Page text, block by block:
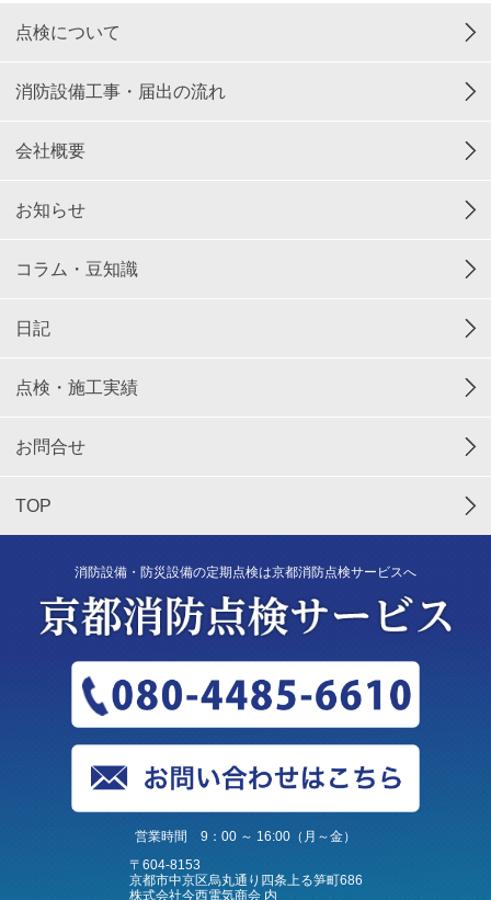
点検について
消防設備工事・届出の流れ
会社概要
お知らせ
コラム・豆知識
日記
点検・施工実績
お問合せ
TOP
消防設備・防災設備の定期点検は京都消防点検サービスへ
営業時間 9：00 ～ 16:00（月～金）
〒604-8153
京都市中京区烏丸通り四条上る笋町686
株式会社今西電気商会 内